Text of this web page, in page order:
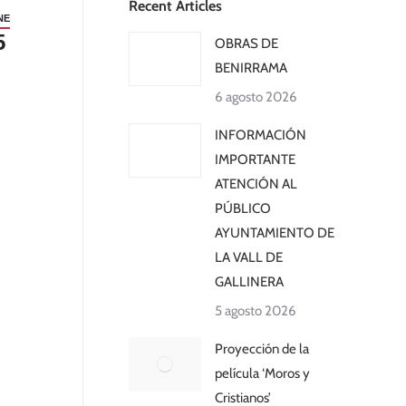
Recent Articles
OBRAS DE
BENIRRAMA
6 agosto 2026
INFORMACIÓN
IMPORTANTE
ATENCIÓN AL
PÚBLICO
AYUNTAMIENTO DE
LA VALL DE
GALLINERA
5 agosto 2026
Proyección de la
película ‘Moros y
Cristianos’